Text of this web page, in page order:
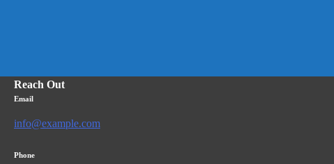
Reach Out
Email
info@example.com
Phone